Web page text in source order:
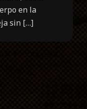
en la
sin […]